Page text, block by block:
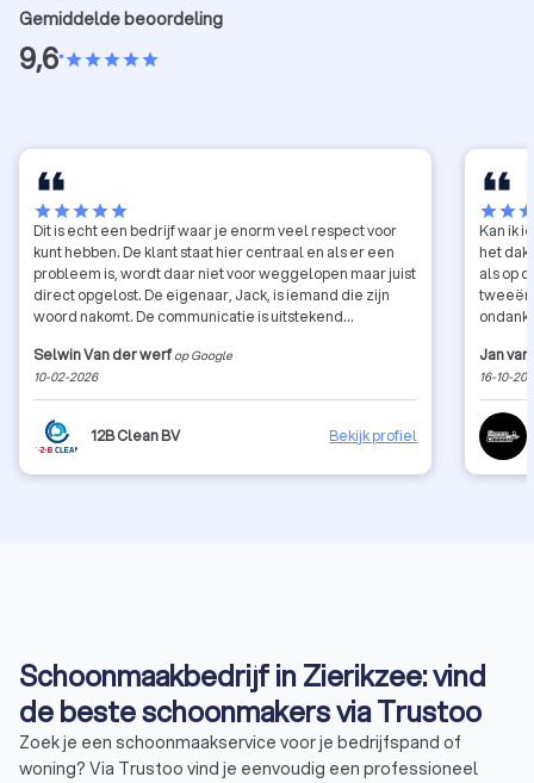
Gemiddelde beoordeling
9,6•starstarstarstarstar
starstarstarstarstar
Dit is echt een bedrijf waar je enorm veel respect voor
kunt hebben. De klant staat hier centraal en als er een
probleem is, wordt daar niet voor weggelopen maar juist
direct opgelost. De eigenaar, Jack, is iemand die zijn
woord nakomt. De communicatie is uitstekend
geven, hadden ze die zonder twijfel gekregen. Ben je
op zoek naar een gespecialiseerd schoonmaakbedrijf?
Dan ben je hier absoluut aan het juiste adres. Beter en
netter dan dit durf ik te zeggen dat er in Nederland niet
bestaat. 12Bclean, heel erg bedankt voor jullie expertise
Selwin Van der werf op Google
10-02-2026
12B Clean BV Bekijk profiel
starstar
Kan ik
het
als op
Mats
Jan
16-10-
Schoonmaakbedrijf in Zierikzee: vind
de beste schoonmakers via Trustoo
Zoek je een schoonmaakservice voor je bedrijfspand of
woning? Via Trustoo vind je eenvoudig een professioneel